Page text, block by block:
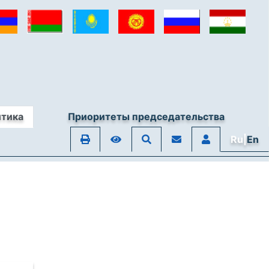
Приоритеты председательства
Ru|En